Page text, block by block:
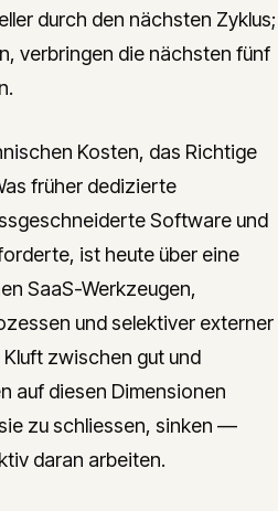
durch den nächsten Zyklus;
verbringen die nächsten fünf
Kosten, das Richtige
früher dedizierte
Software und
ist heute über eine
SaaS-Werkzeugen,
und selektiver externer
zwischen gut und
auf diesen Dimensionen
zu schliessen, sinken —
daran arbeiten.